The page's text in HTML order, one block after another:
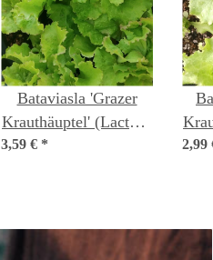
Bataviasla 'Grazer
Krauthäuptel' (Lactuca
sativa) bio zaad
3,59 € * 2,99